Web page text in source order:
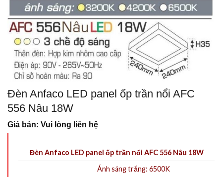
Đèn Anfaco LED panel ốp trần nổi AFC
556 Nâu 18W
Giá bán: Vui lòng liên hệ
Đèn Anfaco LED panel ốp trần nổi AFC 556 Nâu 18W
Ánh sáng trắng: 6500K